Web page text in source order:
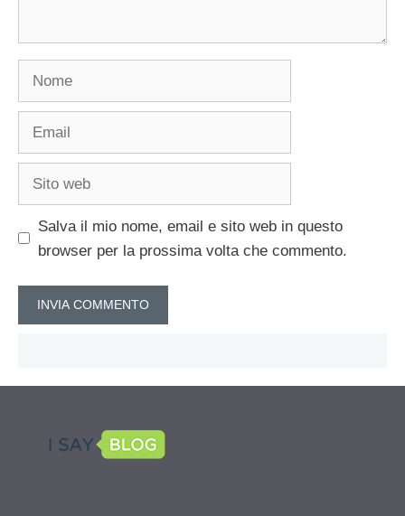
Salva il mio nome, email e sito web in questo
browser per la prossima volta che commento.